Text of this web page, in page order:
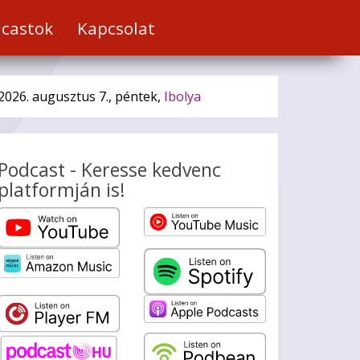
Kapcsolat
augusztus 7., péntek, Ibolya
Podcast - Keresse kedvenc
platformján is!